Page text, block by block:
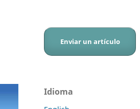
Enviar un artículo
Idioma